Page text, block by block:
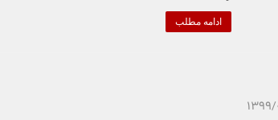
ادامه مطلب
۳۰